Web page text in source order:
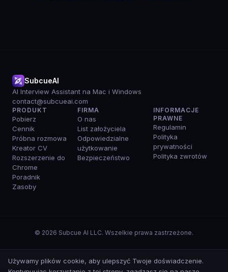
SubcueAI
AI Interview Assistant na Mac i Windows
contact@subcueai.com
PRODUKT
Pobierz
Cennik
Próbna rozmowa
Kreator CV
Rozszerzenie do
Chrome
Poradnik
Zasoby
FIRMA
O nas
List założyciela
Odpowiedzialne
użytkowanie
Bezpieczeństwo
INFORMACJE
PRAWNE
Regulamin
Polityka
prywatności
Polityka zwrotów
© 2026 Subcue AI LLC. Wszelkie prawa zastrzeżone.
Używamy plików cookie, aby ulepszyć Twoje doświadczenie.